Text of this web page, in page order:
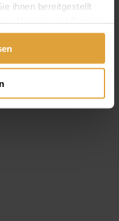
ihnen bereitgestellt
Nutzung der Dienste